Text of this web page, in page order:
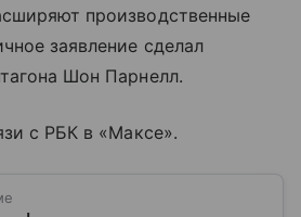
производственные
заявление сделал
Шон Парнелл.
с РБК в «Максе».